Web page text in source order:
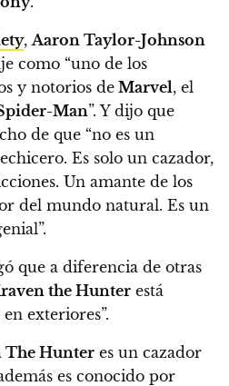
, Aaron Taylor-Johnson
como “uno de los
y notorios de Marvel, el
Man”. Y dijo que
de que “no es un
Es solo un cazador,
Un amante de los
del mundo natural. Es un
que a diferencia de otras
the Hunter está
exteriores”.
The Hunter es un cazador
es conocido por